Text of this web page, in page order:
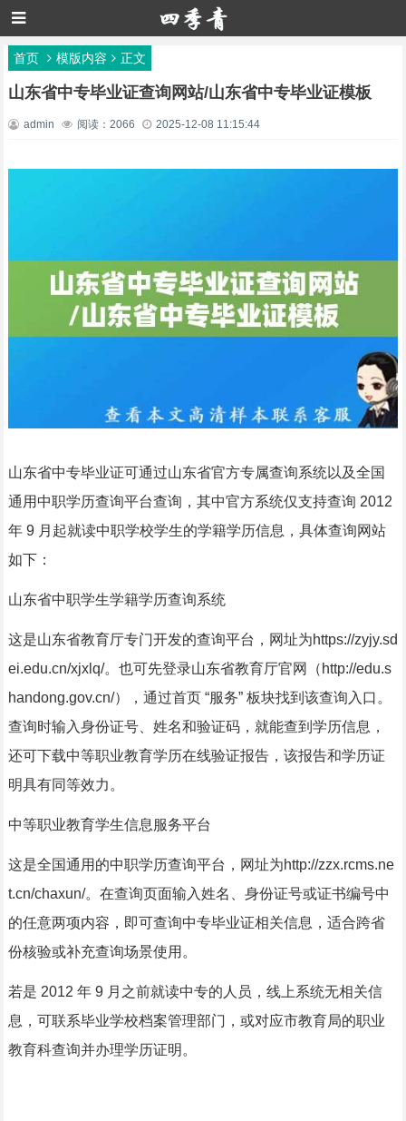
首页 模版内容 正文
山东省中专毕业证查询网站/山东省中专毕业证模板
admin 阅读：2066 2025-12-08 11:15:44
山东省中专毕业证可通过山东省官方专属查询系统以及全国
通用中职学历查询平台查询，其中官方系统仅支持查询 2012
年 9 月起就读中职学校学生的学籍学历信息，具体查询网站
如下：
山东省中职学生学籍学历查询系统
这是山东省教育厅专门开发的查询平台，网址为https://zyjy.sd
ei.edu.cn/xjxlq/。也可先登录山东省教育厅官网（http://edu.s
handong.gov.cn/），通过首页 “服务” 板块找到该查询入口。
查询时输入身份证号、姓名和验证码，就能查到学历信息，
还可下载中等职业教育学历在线验证报告，该报告和学历证
明具有同等效力。
中等职业教育学生信息服务平台
这是全国通用的中职学历查询平台，网址为http://zzx.rcms.ne
t.cn/chaxun/。在查询页面输入姓名、身份证号或证书编号中
的任意两项内容，即可查询中专毕业证相关信息，适合跨省
份核验或补充查询场景使用。
若是 2012 年 9 月之前就读中专的人员，线上系统无相关信
息，可联系毕业学校档案管理部门，或对应市教育局的职业
教育科查询并办理学历证明。